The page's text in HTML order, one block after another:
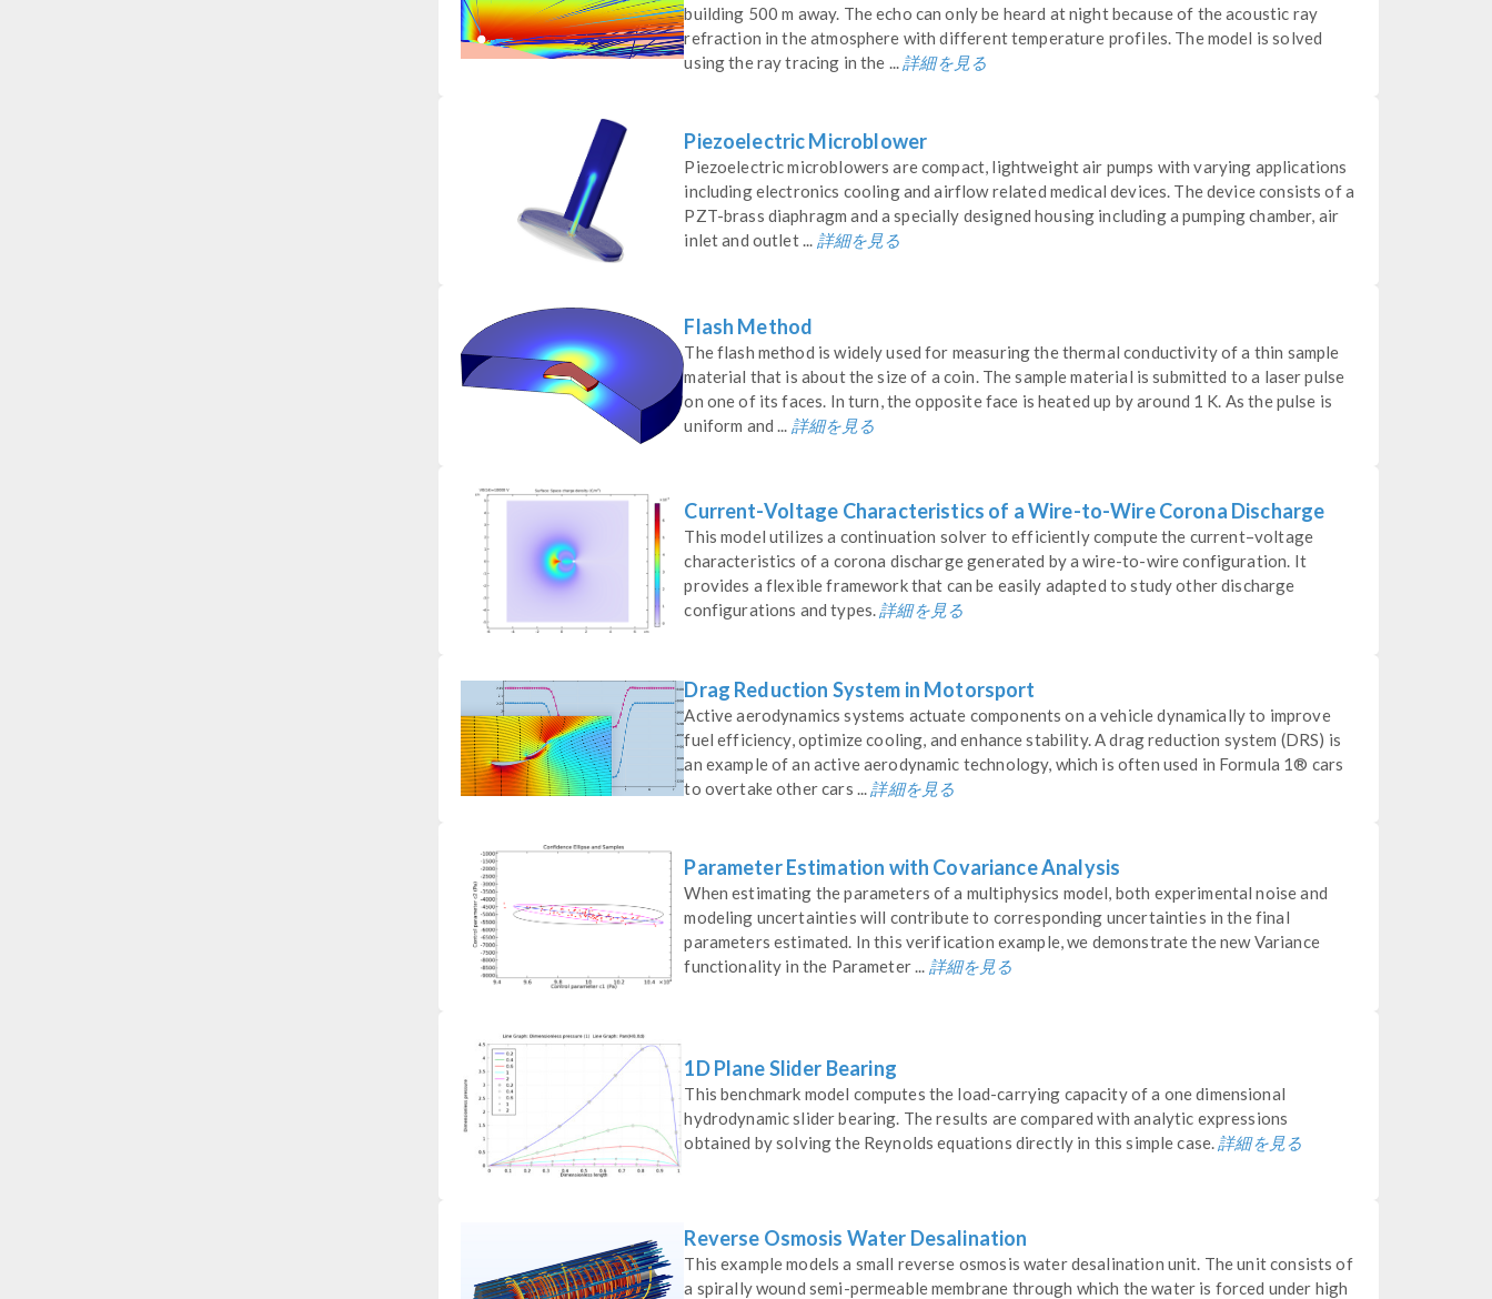
building 500 m away. The echo can only be heard at night because of the acoustic ray
refraction in the atmosphere with different temperature profiles. The model is solved
using the ray tracing in the ...詳細を見る
Piezoelectric Microblower
Piezoelectric microblowers are compact, lightweight air pumps with varying applications
including electronics cooling and airflow related medical devices. The device consists of a
PZT-brass diaphragm and a specially designed housing including a pumping chamber, air
inlet and outlet ... 詳細を見る
Flash Method
The flash method is widely used for measuring the thermal conductivity of a thin sample
material that is about the size of a coin. The sample material is submitted to a laser pulse
on one of its faces. In turn, the opposite face is heated up by around 1 K. As the pulse is
uniform and ... 詳細を見る
Current-Voltage Characteristics of a Wire-to-Wire Corona Discharge
This model utilizes a continuation solver to efficiently compute the current–voltage
characteristics of a corona discharge generated by a wire-to-wire configuration. It
provides a flexible framework that can be easily adapted to study other discharge
configurations and types.詳細を見る
Drag Reduction System in Motorsport
Active aerodynamics systems actuate components on a vehicle dynamically to improve
fuel efficiency, optimize cooling, and enhance stability. A drag reduction system (DRS) is
an example of an active aerodynamic technology, which is often used in Formula 1® cars
to overtake other cars ... 詳細を見る
Parameter Estimation with Covariance Analysis
When estimating the parameters of a multiphysics model, both experimental noise and
modeling uncertainties will contribute to corresponding uncertainties in the final
parameters estimated. In this verification example, we demonstrate the new Variance
functionality in the Parameter ... 詳細を見る
1D Plane Slider Bearing
This benchmark model computes the load-carrying capacity of a one dimensional
hydrodynamic slider bearing. The results are compared with analytic expressions
obtained by solving the Reynolds equations directly in this simple case.詳細を見る
Reverse Osmosis Water Desalination
This example models a small reverse osmosis water desalination unit. The unit consists of
a spirally wound semi-permeable membrane through which the water is forced under high